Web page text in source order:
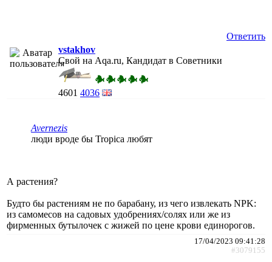
Ответить
vstakhov
Свой на Aqa.ru, Кандидат в Советники
4601 4036
Avernezis
люди вроде бы Tropica любят
А растения?
Будто бы растениям не по барабану, из чего извлекать NPK:
из самомесов на садовых удобрениях/солях или же из
фирменных бутылочек с жижей по цене крови единорогов.
17/04/2023 09:41:28
#3079155